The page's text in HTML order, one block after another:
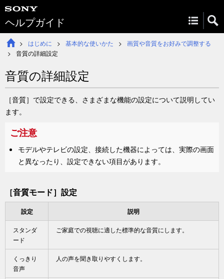
ヘルプガイド
はじめに 基本的な使いかた
画質や音質をお好みで調整する
音質の詳細設定
音質の詳細設定
［音質］ で設定できる、さまざまな機能の設定について説明してい
ます。
ご注意
モデルやテレビの設定、接続した機器によっては、実際の画面
と異なったり、設定できない項目があります。
［音質モード］設定
設定 説明
スタンダ
ード
ご家庭での視聴に適した標準的な音質にします。
くっきり
音声
人の声を聞き取りやすくします。